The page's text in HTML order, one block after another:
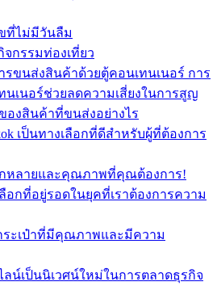
ที่ไม่มีวันลืม
จกรรมท่องเที่ยว
ขนส่งสินค้าด้วยตู้คอนเทนเนอร์ การ
นเนอร์ช่วยลดความเสี่ยงในการสูญ
องสินค้าที่ขนส่งอย่างไร
เป็นทางเลือกที่ดีสำหรับผู้ที่ต้องการ
หลายและคุณภาพที่คุณต้องการ!
ลือกที่อยู่รอดในยุคที่เราต้องการความ
ระเป๋าที่มีคุณภาพและมีความ
น์เป็นนิเวศน์ใหม่ในการตลาดธุรกิจ